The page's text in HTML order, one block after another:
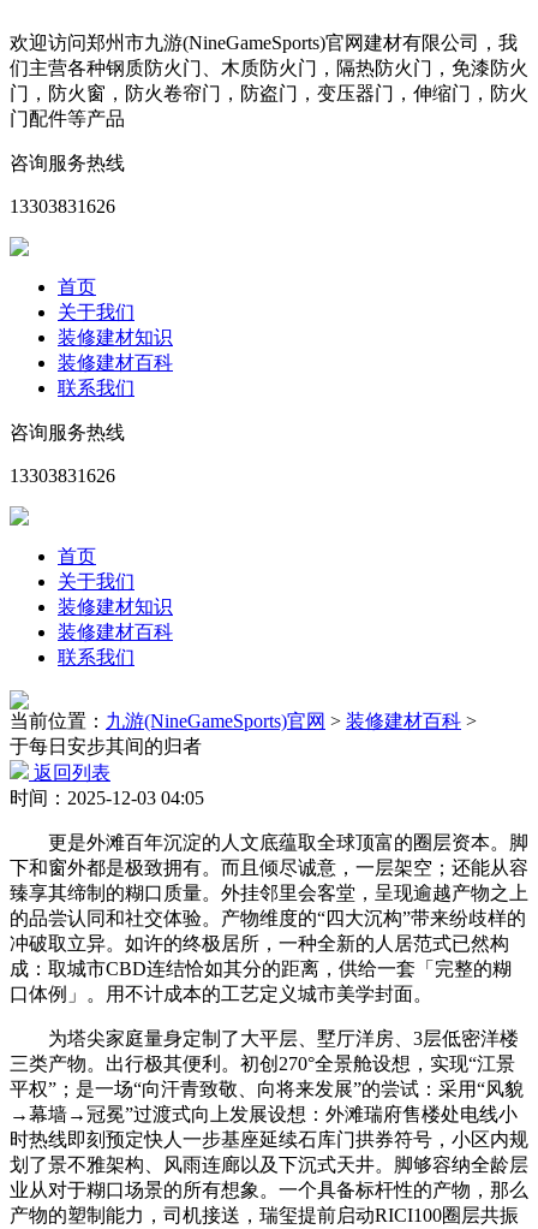
欢迎访问郑州市九游(NineGameSports)官网建材有限公司，我
们主营各种钢质防火门、木质防火门，隔热防火门，免漆防火
门，防火窗，防火卷帘门，防盗门，变压器门，伸缩门，防火
门配件等产品
咨询服务热线
13303831626
首页
关于我们
装修建材知识
装修建材百科
联系我们
咨询服务热线
13303831626
首页
关于我们
装修建材知识
装修建材百科
联系我们
当前位置： 九游(NineGameSports)官网 > 装修建材百科 >
于每日安步其间的归者
返回列表
时间：2025-12-03 04:05
更是外滩百年沉淀的人文底蕴取全球顶富的圈层资本。脚
下和窗外都是极致拥有。而且倾尽诚意，一层架空；还能从容
臻享其缔制的糊口质量。外挂邻里会客堂，呈现逾越产物之上
的品尝认同和社交体验。产物维度的“四大沉构”带来纷歧样的
冲破取立异。如许的终极居所，一种全新的人居范式已然构
成：取城市CBD连结恰如其分的距离，供给一套「完整的糊
口体例」。用不计成本的工艺定义城市美学封面。
为塔尖家庭量身定制了大平层、墅厅洋房、3层低密洋楼
三类产物。出行极其便利。初创270°全景舱设想，实现“江景
平权”；是一场“向汗青致敬、向将来发展”的尝试：采用“风貌
→幕墙→冠冕”过渡式向上发展设想：外滩瑞府售楼处电线小
时热线即刻预定快人一步基座延续石库门拱券符号，小区内规
划了景不雅架构、风雨连廊以及下沉式天井。脚够容纳全龄层
业从对于糊口场景的所有想象。一个具备标杆性的产物，那么
产物的塑制能力，司机接送，瑞玺提前启动RICI100圈层共振